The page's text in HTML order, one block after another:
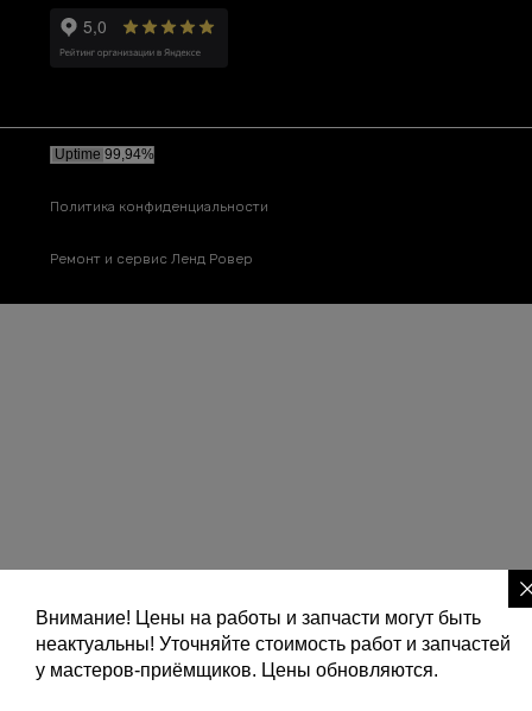
Политика конфиденциальности
Ремонт и сервис Ленд Ровер
Внимание! Цены на работы и запчасти могут быть
неактуальны! Уточняйте стоимость работ и запчастей
у мастеров-приёмщиков. Цены обновляются.